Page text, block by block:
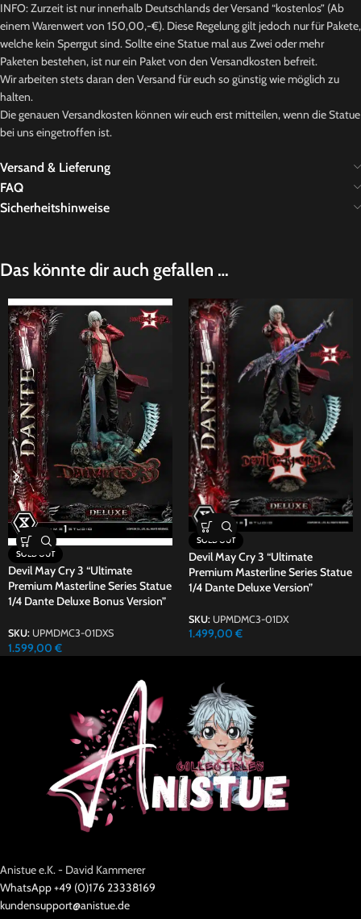
INFO: Zurzeit ist nur innerhalb Deutschlands der Versand “kostenlos” (Ab
einem Warenwert von 150,00,-€). Diese Regelung gilt jedoch nur für Pakete,
welche kein Sperrgut sind. Sollte eine Statue mal aus Zwei oder mehr
Paketen bestehen, ist nur ein Paket von den Versandkosten befreit.
Wir arbeiten stets daran den Versand für euch so günstig wie möglich zu
halten.
Die genauen Versandkosten können wir euch erst mitteilen, wenn die Statue
bei uns eingetroffen ist.
Versand & Lieferung
FAQ
Sicherheitshinweise
Das könnte dir auch gefallen …
SOLD OUT
Devil May Cry 3 “Ultimate
Premium Masterline Series Statue
1/4 Dante Deluxe Bonus Version”
SKU: UPMDMC3-01DXS
1.599,00 €
SOLD OUT
Devil May Cry 3 “Ultimate
Premium Masterline Series Statue
1/4 Dante Deluxe Version”
SKU: UPMDMC3-01DX
1.499,00 €
Anistue e.K. - David Kammerer
WhatsApp +49 (0)176 23338169
kundensupport@anistue.de